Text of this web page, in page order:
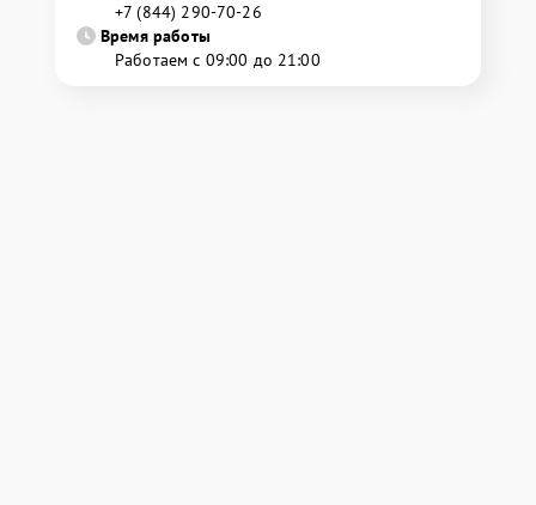
+7 (844) 290-70-26
Время работы
Работаем с 09:00 до 21:00